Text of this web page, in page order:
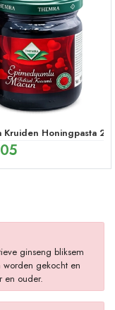
Kruiden Honingpasta
ginseng bliksem
worden gekocht en
en ouder.